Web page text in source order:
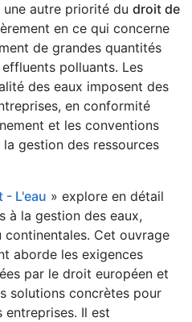
autre priorité du droit de
en ce qui concerne
de grandes quantités
polluants. Les
des eaux imposent des
en conformité
et les conventions
gestion des ressources
- L'eau » explore en détail
à la gestion des eaux,
Cet ouvrage
aborde les exigences
par le droit européen et
solutions concrètes pour
Il est